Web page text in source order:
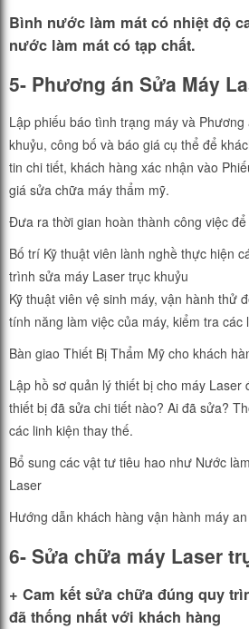
Bình nước làm mát có nhiệt độ
nước làm mát có tạp chất.
5- Phương án Sửa Máy
Lập phiếu báo tình trạng máy và
khuỷu, công bố và báo giá cụ thể để
tin chi tiết, khách hàng xác nhận vào
giá sửa chữa máy thẩm mỹ.
Đưa ra thời gian hoàn thành công việc
Bố trí Kỹ thuật viên lành nghề thực hiện
trình sửa máy Laser trục khuỷu
Kỹ thuật viên vệ sinh máy, vận hành thử
tính năng làm việc của máy, kiểm tra các
Bàn giao Thiết Bị Thẩm Mỹ cho khách
Lập hồ sơ quản lý thiết bị cho máy Laser
thiết bị đã sửa chi tiết nào? Ai đã sửa?
các linh kiện thay thế.
Bổ sung các vật tư tiêu hao như Nước
Laser
Hướng dẫn khách hàng vận hành máy
6- Sửa chữa máy Laser
+ Cam kết sửa chữa đúng quy
đã thống nhất với khách hàng